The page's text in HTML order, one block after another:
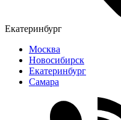
Екатеринбург
Москва
Новосибирск
Екатеринбург
Самара